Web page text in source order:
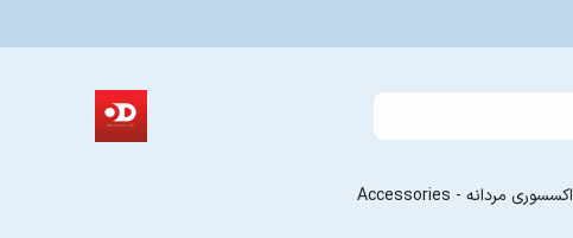
اکسسوری مردانه - Accessories